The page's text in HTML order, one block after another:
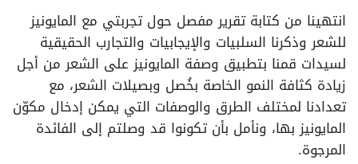
انتهينا من كتابة تقرير مفصل حول تجربتي مع المايونيز
للشعر وذكرنا السلبيات والإيجابيات والتجارب الحقيقية
لسيدات قمنا بتطبيق وصفة المايونيز على الشعر من أجل
زيادة كثافة النمو الخاصة بخُصل وبصيلات الشعر، مع
تعدادنا لمختلف الطرق والوصفات التي يمكن إدخال مكوّن
المايونيز بها، ونأمل بأن تكونوا قد وصلتم إلى الفائدة
المرجوة.